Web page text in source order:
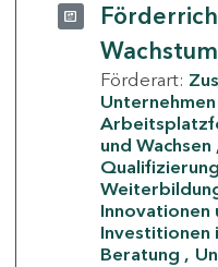
Wachstum
Förderart:
Unternehmen
und Wachsen
Innovationen
Investitionen
Beratung